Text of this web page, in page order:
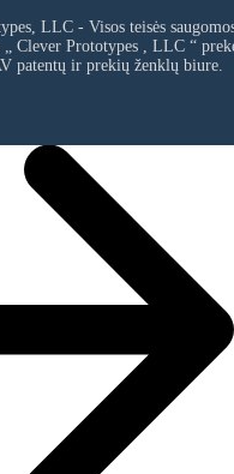
LLC - Visos teisės
Clever Prototypes , LLC“
patentų ir prekių ženklų biure.